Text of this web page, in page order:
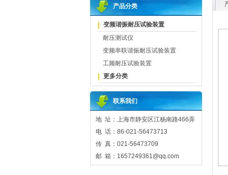
产品分类
变频谐振耐压试验装置
耐压测试仪
变频串联谐振耐压试验装置
工频耐压试验装置
更多分类
联系我们
地 址：上海市静安区江杨南路466弄
电 话：86-021-56473713
传 真：021-56473709
邮 箱：1657249361@qq.com